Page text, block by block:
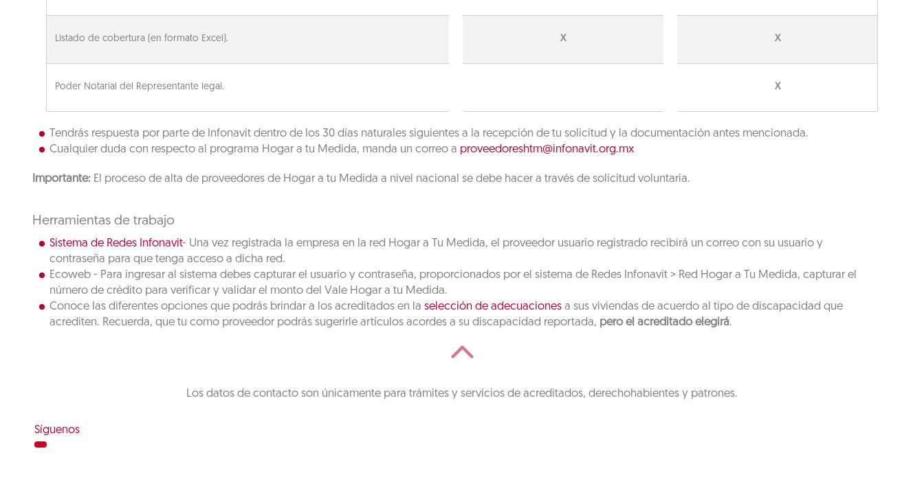
Listado de cobertura (en formato Excel). X X
Poder Notarial del Representante legal. X
Tendrás respuesta por parte de Infonavit dentro de los 30 días naturales siguientes a la recepción de tu solicitud y la documentación antes mencionada.
Cualquier duda con respecto al programa Hogar a tu Medida, manda un correo a proveedoreshtm@infonavit.org.mx
Importante: El proceso de alta de proveedores de Hogar a tu Medida a nivel nacional se debe hacer a través de solicitud voluntaria.
Herramientas de trabajo
Sistema de Redes Infonavit- Una vez registrada la empresa en la red Hogar a Tu Medida, el proveedor usuario registrado recibirá un correo con su usuario y
contraseña para que tenga acceso a dicha red.
Ecoweb - Para ingresar al sistema debes capturar el usuario y contraseña, proporcionados por el sistema de Redes Infonavit > Red Hogar a Tu Medida, capturar el
número de crédito para verificar y validar el monto del Vale Hogar a tu Medida.
Conoce las diferentes opciones que podrás brindar a los acreditados en laselección de adecuaciones a sus viviendas de acuerdo al tipo de discapacidad que
acrediten. Recuerda, que tu como proveedor podrás sugerirle artículos acordes a su discapacidad reportada, pero el acreditado elegirá.
Los datos de contacto son únicamente para trámites y servicios de acreditados, derechohabientes y patrones.
Síguenos